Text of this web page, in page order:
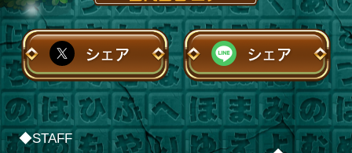
シェア シェア
◆STAFF